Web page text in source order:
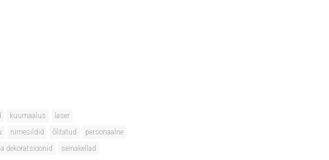
kuumaalus
laser
nimesildid õlitatud
personaalne
dekoratsioonid
seinakellad